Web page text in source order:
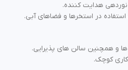
هدایت‌ کننده.
در استخرها و فضاهای آبی.
ها و همچنین سالن‌ های پذیرایی.
کاری کوچک.